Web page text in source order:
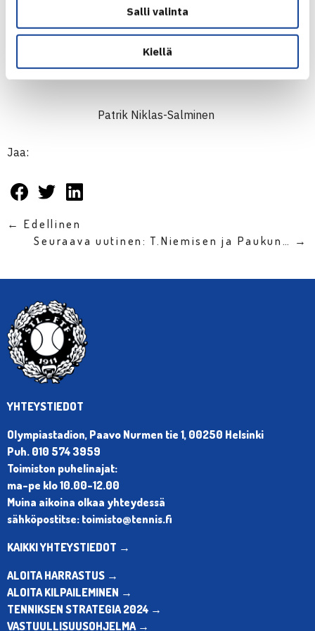
Salli valinta
Kiellä
Pajulahden turnauksen omat verkkosivut
Patrik Niklas-Salminen
Jaa:
← Edellinen
Seuraava uutinen: T.Niemisen ja Paukun… →
YHTEYSTIEDOT
Olympiastadion, Paavo Nurmen tie 1, 00250 Helsinki
Puh. 010 574 3959
Toimiston puhelinajat:
ma-pe klo 10.00-12.00
Muina aikoina olkaa yhteydessä
sähköpostitse: toimisto@tennis.fi
KAIKKI YHTEYSTIEDOT →
ALOITA HARRASTUS →
ALOITA KILPAILEMINEN →
TENNIKSEN STRATEGIA 2024 →
VASTUULLISUUSOHJELMA →